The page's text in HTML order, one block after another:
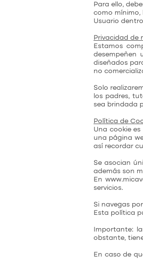
Para ello,
como mínimo,
Usuario
Privacidad de
Estamos
desempeñen
diseñados
no
Solo
los padres,
sea brindada
Política de
Una cookie
una página
así recordar
Se asocian
además son
En
servicios.
Si navegas
Esta política
Importante:
obstante,
En caso de